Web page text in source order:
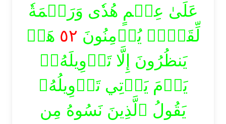
عَلَىٰ عِلۡمٍ هُدٗى وَرَحۡمَةٗ
لِّقَوۡمٖ يُؤۡمِنُونَ ٥٢ هَلۡ
يَنظُرُونَ إِلَّا تَأۡوِيلَهُۥۚ
يَوۡمَ يَأۡتِي تَأۡوِيلُهُۥ
يَقُولُ ٱلَّذِينَ نَسُوهُ مِن